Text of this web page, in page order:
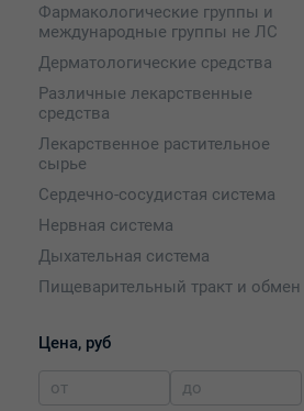
Фармакологические группы и
международные группы не ЛС
Дерматологические средства
Различные лекарственные
средства
Лекарственное растительное
сырье
Сердечно-сосудистая система
Нервная система
Дыхательная система
Пищеварительный тракт и обмен
Кровь и кроветворные органы
системного применения,
Цена, руб